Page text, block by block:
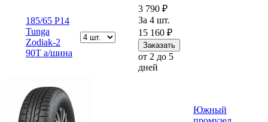
185/65 Р14
Tunga
Zodiak-2
90T а/шина
3 790 ₽
За 4 шт.
15 160 ₽
от 2 до 5
дней
Южный